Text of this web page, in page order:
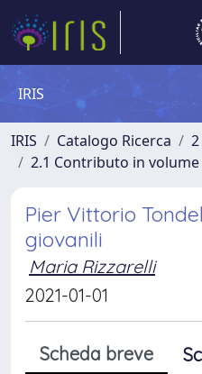
IRIS
IRIS Catalogo Ricerca
2.1 Contributo in
Pier Vittorio
giovanili
Maria Rizzarelli
2021-01-01
Scheda breve